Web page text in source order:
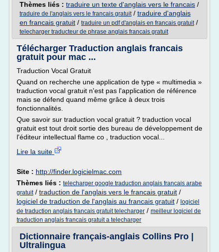
Thèmes liés : traduire un texte d'anglais vers le francais /
traduire de l'anglais vers le francais gratuit/ traduire d'anglais
en francais gratuit / traduire un pdf d'anglais en francais gratuit/
telecharger traducteur de phrase anglais francais gratuit
Télécharger Traduction anglais francais
gratuit pour mac ...
Traduction Vocal Gratuit
Quand on recherche une application de type « multimedia »
traduction vocal gratuit n'est pas l'application de référence
mais se défend quand même grâce à deux trois
fonctionnalités.
Que savoir sur traduction vocal gratuit ? traduction vocal
gratuit est tout droit sortie des bureau de développement de
l'éditeur intellectual flame co , traduction vocal...
Lire la suite
Site : http://finder.logicielmac.com
Thèmes liés : telecharger google traduction anglais francais arabe
gratuit/ traduction de l'anglais vers le francais gratuit /
logiciel de traduction de l'anglais au francais gratuit / logiciel
de traduction anglais francais gratuit telecharger / meilleur logiciel de
traduction anglais francais gratuit a telecharger
Dictionnaire français-anglais Collins Pro |
Ultralingua